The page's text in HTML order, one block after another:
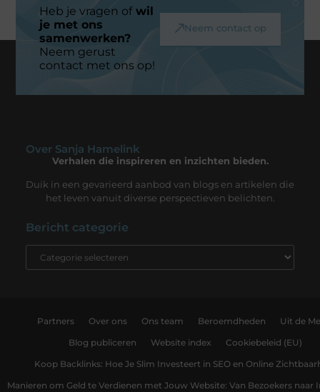
Heb je vragen ofwil
je met ons
samenwerken?
Neem gerust
contact met ons op!
Neem contact op
Over Sanja Hamelink
Verhalen die inspireren en inzichten bieden.
Duik in een gevarieerd aanbod van blogs en artikelen die
het leven vanuit diverse perspectieven belichten.
Bericht categorie
Partners Over ons Ons team Beroemdheden Uit de
Blog publiceren Website index Cookiebeleid (EU)
Koop Backlinks: Hoe Je Slim Investeert in SEO en Online
Manieren om Geld te Verdienen met Jouw Website: Van Bezoekers naar